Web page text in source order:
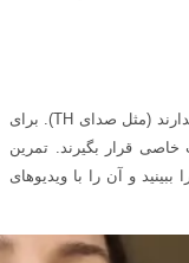
برخی از صداهای انگلیسی در زبان مادری ما وجود ندارند (مثل صدای TH). برای
قرار بگیرند. تمرین
و آن را با ویدیوهای